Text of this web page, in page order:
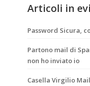
Articoli in
Password Sicura,
Partono mail di
non ho inviato io
Casella Virgilio